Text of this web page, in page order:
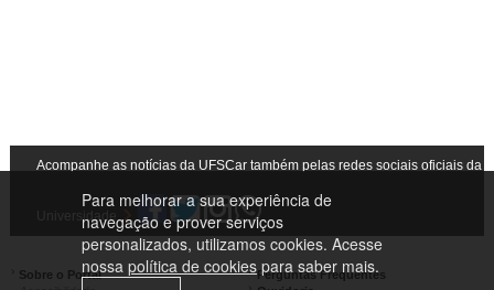
Para melhorar a sua experiência de
navegação e prover serviços
personalizados, utilizamos cookies. Acesse
nossa política de cookiespara saber mais.
Acompanhe as notícias da UFSCar também pelas redes sociais oficiais da
Universidade
Sobre o Portal
Perguntas Frequentes